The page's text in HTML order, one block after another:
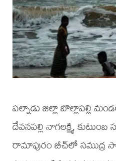
పల్నాడు జిల్లా బొల్లాపల్లి
దేవనపల్లి నాగలక్ష్మి,
రామాపురం బీచ్‌లో సముద్ర